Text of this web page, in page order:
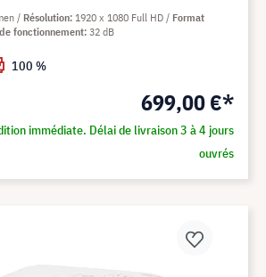
699,00 €*
immédiate. Délai de livraison 3 à 4 jours
ouvrés
Résolution 1920 x 1080 Full HD
Format
fonctionnement 32 dB
100 %